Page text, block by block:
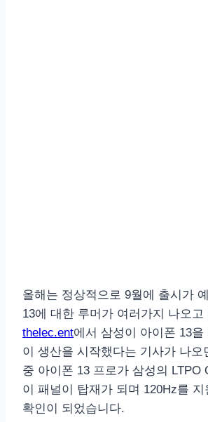
올해는 정상적으로 9월에 출시가
13에 대한 루머가 여러가지 나오고
thelec.ent에서 삼성이 아이폰 13을
이 생산을 시작했다는 기사가 나오
중 아이폰 13 프로가 삼성의 LTPO
이 패널이 탑재가 되며 120Hz를 지
확인이 되었습니다.